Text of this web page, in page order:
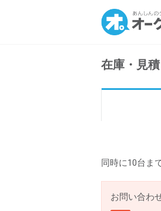
在庫・見
同時に10台ま
お問い合わ